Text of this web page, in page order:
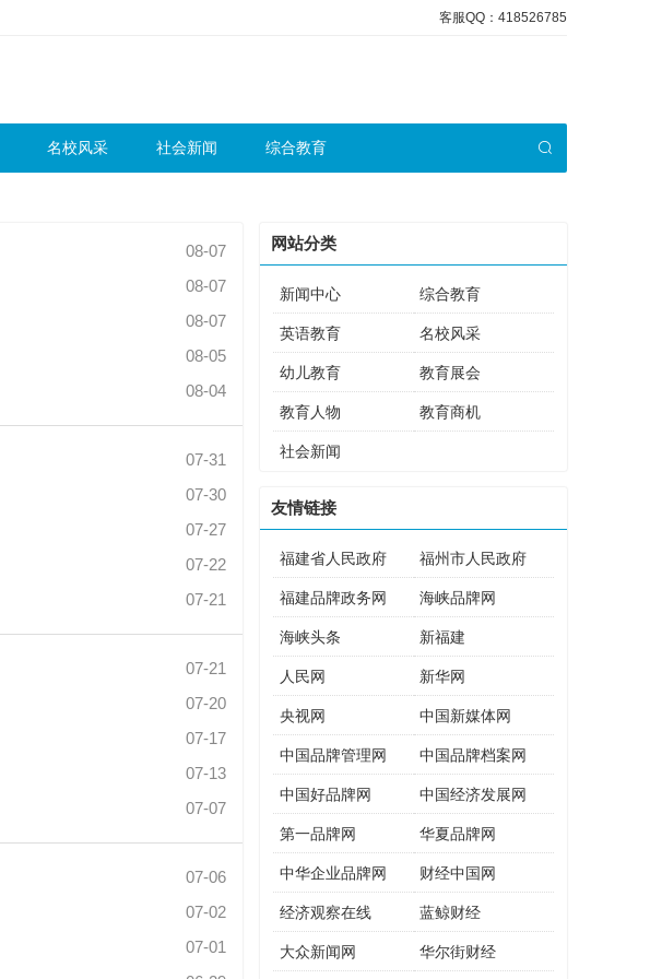
客服QQ：418526785
名校风采 社会新闻 综合教育
08-07
08-07
08-07
08-05
08-04
07-31
07-30
07-27
07-22
07-21
07-21
07-20
07-17
07-13
07-07
07-06
07-02
07-01
网站分类
新闻中心 综合教育
英语教育 名校风采
幼儿教育 教育展会
教育人物 教育商机
社会新闻
友情链接
福建省人民政府 福州市人民政府
福建品牌政务网 海峡品牌网
海峡头条 新福建
人民网 新华网
央视网 中国新媒体网
中国品牌管理网 中国品牌档案网
中国好品牌网 中国经济发展网
第一品牌网 华夏品牌网
中华企业品牌网 财经中国网
经济观察在线 蓝鲸财经
大众新闻网 华尔街财经